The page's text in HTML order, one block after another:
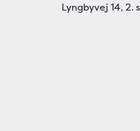
Lyngbyvej 14, 2.